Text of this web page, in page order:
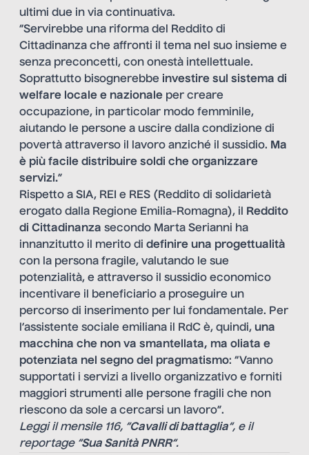
ultimi due in via continuativa.
“Servirebbe una riforma del Reddito di
Cittadinanza che affronti il tema nel suo insieme e
senza preconcetti, con onestà intellettuale.
Soprattutto bisognerebbe investire sul sistema di
welfare locale e nazionale per creare
occupazione, in particolar modo femminile,
aiutando le persone a uscire dalla condizione di
povertà attraverso il lavoro anziché il sussidio. Ma
è più facile distribuire soldi che organizzare
servizi.”
Rispetto a SIA, REI e RES (Reddito di solidarietà
erogato dalla Regione Emilia-Romagna), il Reddito
di Cittadinanza secondo Marta Serianni ha
innanzitutto il merito di definire una progettualità
con la persona fragile, valutando le sue
potenzialità, e attraverso il sussidio economico
incentivare il beneficiario a proseguire un
percorso di inserimento per lui fondamentale. Per
l’assistente sociale emiliana il RdC è, quindi, una
macchina che non va smantellata, ma oliata e
potenziata nel segno del pragmatismo: “Vanno
supportati i servizi a livello organizzativo e forniti
maggiori strumenti alle persone fragili che non
riescono da sole a cercarsi un lavoro”.
Leggi il mensile 116, “Cavalli di battaglia“, e il
reportage “Sua Sanità PNRR“.